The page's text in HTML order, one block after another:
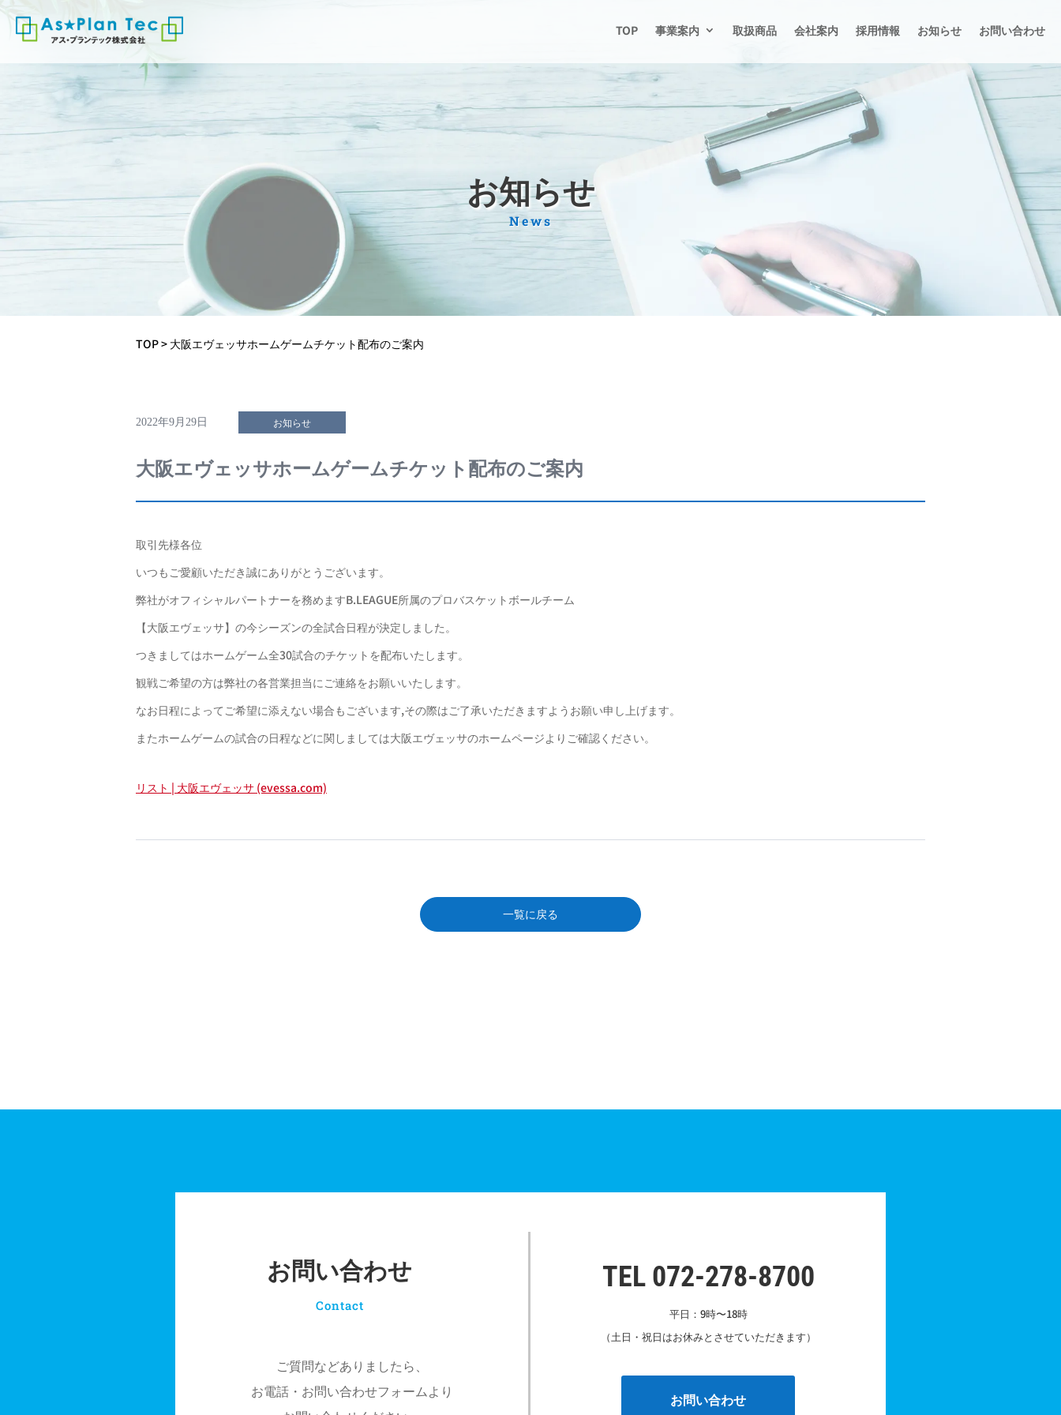
TOP 事業案内 取扱商品 会社案内 採用情報 お知らせ お問い合わせ
お知らせ
News
TOP> 大阪エヴェッサホームゲームチケット配布のご案内
2022年9月29日 お知らせ
大阪エヴェッサホームゲームチケット配布のご案内
取引先様各位
いつもご愛顧いただき誠にありがとうございます。
弊社がオフィシャルパートナーを務めますB.LEAGUE所属のプロバスケットボールチーム
【大阪エヴェッサ】の今シーズンの全試合日程が決定しました。
つきましてはホームゲーム全30試合のチケットを配布いたします。
観戦ご希望の方は弊社の各営業担当にご連絡をお願いいたします。
なお日程によってご希望に添えない場合もございます,その際はご了承いただきますようお願い申し上げます。
またホームゲームの試合の日程などに関しましては大阪エヴェッサのホームページよりご確認ください。
リスト | 大阪エヴェッサ (evessa.com)
一覧に戻る
お問い合わせ
Contact
ご質問などありましたら、
お電話・お問い合わせフォームより
TEL 072-278-8700
平日：9時〜18時
（土日・祝日はお休みとさせていただきます）
お問い合わせ